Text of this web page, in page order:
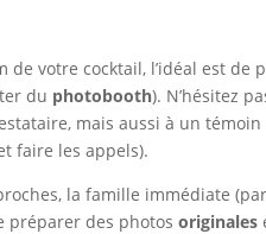
votre cocktail, l’idéal est de
du photobooth). N’hésitez
mais aussi à un
faire les appels).
la famille immédiate
préparer des photosoriginales